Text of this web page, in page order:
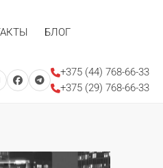
БЛОГ
+375 (44) 768-66-33
+375 (29) 768-66-33